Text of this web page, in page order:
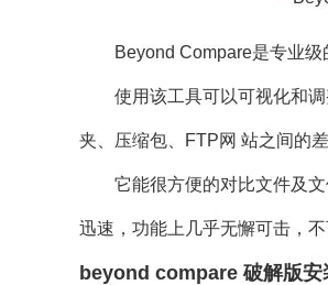
Beyond Compare是专业级的
使用该工具可以可视化和调
夹、压缩包、FTP网 站之间的
它能很方便的对比文件及文
迅速，功能上几乎无懈可击，
beyond compare 破解版安